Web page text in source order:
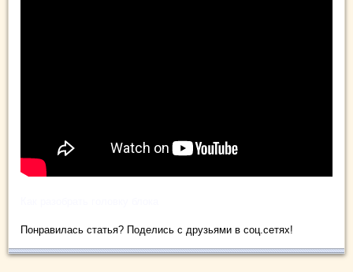
Понравилась статья? Поделись с друзьями в соц.сетях!